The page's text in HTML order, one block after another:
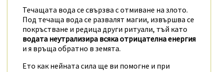
Течащата вода се свързва с отмиване на злото.
Под течаща вода се развалят магии, извършва се
покръстване и редица други ритуали, тъй като
водата неутрализира всяка отрицателна енергия
и я връща обратно в земята.
Ето как нейната сила ще ви помогне и при